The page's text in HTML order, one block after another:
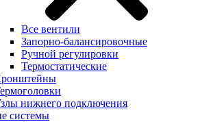
Все вентили
Запорно-балансировочные
Ручной регулировки
Термостатические
нижнего подключения
системы